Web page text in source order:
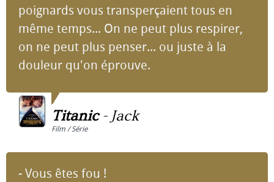
poignards vous transperçaient tous en
même temps... On ne peut plus respirer,
on ne peut plus penser... ou juste à la
douleur qu'on éprouve.
Titanic- Jack
Film / Série
- Vous êtes fou !